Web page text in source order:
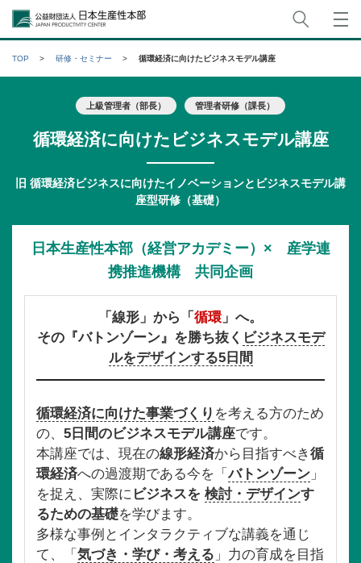
公益財団法人日本生産性本部
TOP 研修・セミナー 循環経済に向けたビジネスモデル講座
上級管理者（部長） 管理者研修（課長）
循環経済に向けたビジネスモデル講座
旧 循環経済ビジネスに向けたイノベーションとビジネスモデル講
座型研修（基礎）
日本生産性本部（経営アカデミー）× 産学連
携推進機構 共同企画
「線形」から「 循環 」へ。
その『バトンゾーン』を勝ち抜く ビジネスモデ
ルをデザインする5日間
循環経済に向けた事業づくり を考える方のため
の、 5日間のビジネスモデル講座です。
本講座では、現在の線形経済から目指すべき循
環経済への過渡期である今を「バトンゾーン 」
を捉え、実際に ビジネスを 検討・デザインす
るための基礎を学びます。
多様な事例とインタラクティブな講義を通じ
て、「 気づき・学び・考える 」力の育成を目指